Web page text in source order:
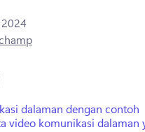
dalaman dengan contoh
video komunikasi dalaman